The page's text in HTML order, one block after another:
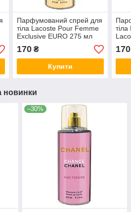
Парфумований спрей для
тіла Lacoste Pour Femme
Exclusive EURO 275 мл
170₴
Купити
275
170
новинки
–30%